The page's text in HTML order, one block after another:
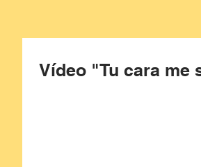
Vídeo "Tu cara me